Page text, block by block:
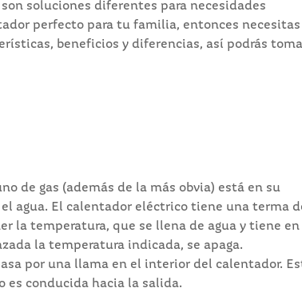
soluciones diferentes para necesidades
perfecto para tu familia, entonces necesitas
beneficios y diferencias, así podrás
de gas (además de la más obvia) está en su
agua. El calentador eléctrico tiene una terma
la temperatura, que se llena de agua y tiene en
la temperatura indicada, se apaga.
por una llama en el interior del calentador.
es conducida hacia la salida.